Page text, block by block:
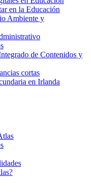
en la Educación
Ambiente y
de Contenidos y
cortas
en Irlanda